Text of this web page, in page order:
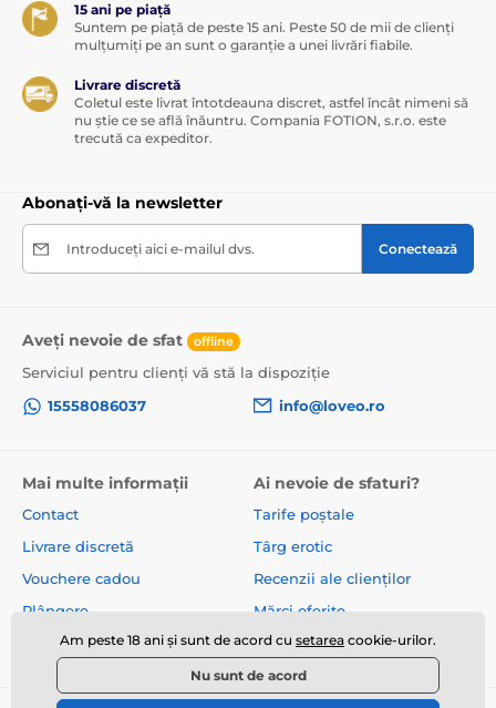
15 ani pe piață
Suntem pe piață de peste 15 ani. Peste 50 de mii de clienți
mulțumiți pe an sunt o garanție a unei livrări fiabile.
Livrare discretă
Coletul este livrat întotdeauna discret, astfel încât nimeni să
nu știe ce se află înăuntru. Compania FOTION, s.r.o. este
trecută ca expeditor.
Abonați-vă la newsletter
Introduceți aici e-mailul dvs. Conectează
Aveți nevoie de sfat offline
Serviciul pentru clienți vă stă la dispoziție
15558086037
info@loveo.ro
Mai multe informații
Contact
Livrare discretă
Vouchere cadou
Plângere
Despre noi
Ai nevoie de sfaturi?
Tarife poștale
Târg erotic
Recenzii ale clienților
Mărci oferite
Termeni și condiții
Am peste 18 ani și sunt de acord cu setarea cookie-urilor.
Nu sunt de acord